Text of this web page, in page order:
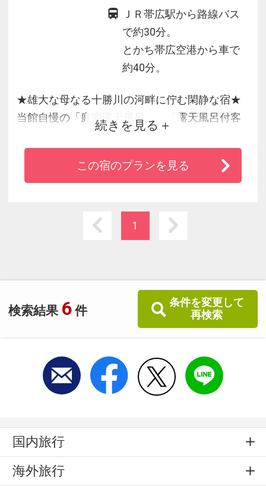
検索結果 6 件
条件を変更して
再検索
ＪＲ帯広駅から路線バス
で約30分。
とかち帯広空港から車で
約40分。
★雄大な母なる十勝川の河畔に佇む閑静な宿★
当館自慢の「庭園露天風呂」、「露天風呂付客
室」からは日高連峰、十勝川が望め特に夕暮れ
時は絶景です。
世界でも珍しい泉質の「植物性モール温泉」は
北海道・とかちの山海の旬の素材を活かした和
会席料理と家族的雰囲気のおもてなしでおくつ
続きを見る
この宿のプランを見る
1
国内旅行
海外旅行